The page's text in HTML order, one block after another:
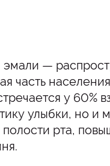
—
часть
у 60%
улыбки, но и
рта,